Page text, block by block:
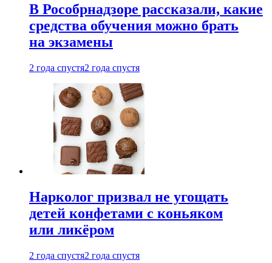
В Рособрнадзоре рассказали, какие
средства обучения можно брать
на экзамены
2 года спустя2 года спустя
Нарколог призвал не угощать
детей конфетами с коньяком
или ликёром
2 года спустя2 года спустя